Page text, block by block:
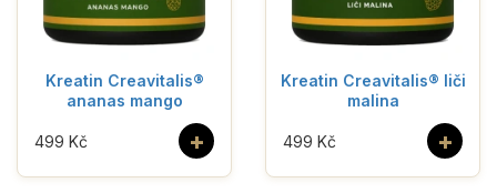
Kreatin Creavitalis®
ananas mango
+
499 Kč
Kreatin Creavitalis® liči
malina
+
499 Kč